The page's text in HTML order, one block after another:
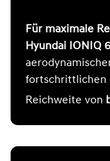
Für maximale
Hyundai IONIQ 6
fortschrittlichen
Reichweite von